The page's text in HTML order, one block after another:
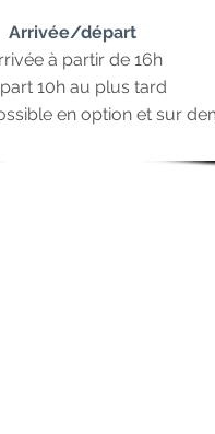
Arrivée/départ
à partir de 16h
10h au plus tard
en option et sur